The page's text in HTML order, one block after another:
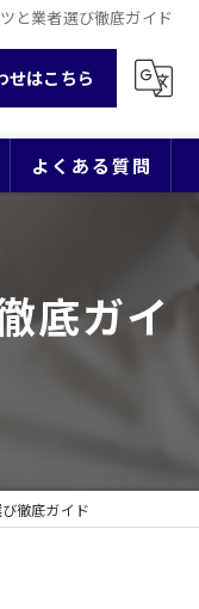
と業者選び徹底ガイド
せはこちら
よくある質問
底ガイ
徹底ガイド